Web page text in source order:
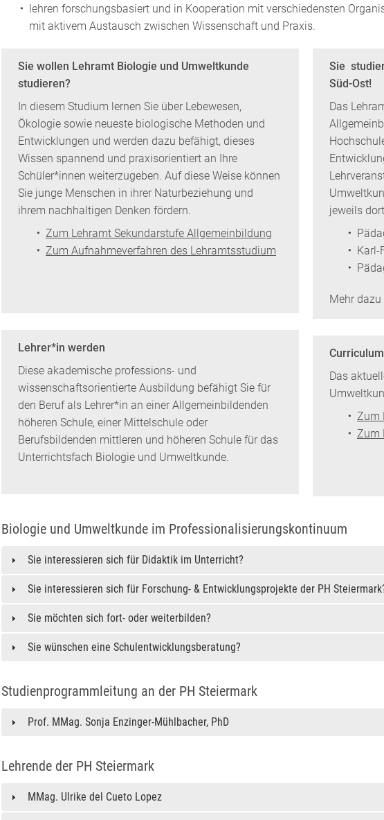
lehren forschungsbasiert und in Kooperation mit verschiedensten
mit aktivem Austausch zwischen Wissenschaft und Praxis.
Sie wollen Lehramt Biologie und Umweltkunde
studieren?
In diesem Studium lernen Sie über Lebewesen,
Ökologie sowie neueste biologische Methoden und
Entwicklungen und werden dazu befähigt, dieses
Wissen spannend und praxisorientiert an Ihre
Schüler*innen weiterzugeben. Auf diese Weise können
Sie junge Menschen in ihrer Naturbeziehung und
ihrem nachhaltigen Denken fördern.
Zum Lehramt Sekundarstufe Allgemeinbildung
Zum Aufnahmeverfahren des Lehramtsstudium
Lehrer*in werden
Diese akademische professions- und
wissenschaftsorientierte Ausbildung befähigt Sie für
den Beruf als Lehrer*in an einer Allgemeinbildenden
höheren Schule, einer Mittelschule oder
Berufsbildenden mittleren und höheren Schule für das
Unterrichtsfach Biologie und Umweltkunde.
Sie
Süd-Ost!
Das
jeweils
Karl-
Mehr dazu
Curriculum
Das
Zum
Zum
Biologie und Umweltkunde im Professionalisierungskontinuum
Sie interessieren sich für Didaktik im Unterricht?
Sie interessieren sich für Forschung- & Entwicklungsprojekte der PH
Sie möchten sich fort- oder weiterbilden?
Sie wünschen eine Schulentwicklungsberatung?
Studienprogrammleitung an der PH Steiermark
Prof. MMag. Sonja Enzinger-Mühlbacher, PhD
Lehrende der PH Steiermark
MMag. Ulrike del Cueto Lopez